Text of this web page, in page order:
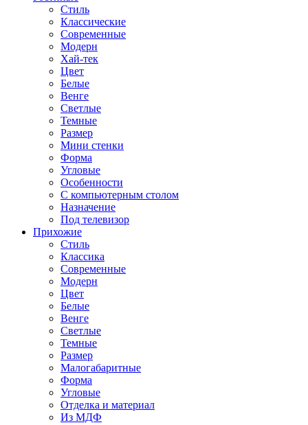
Стиль
Классические
Современные
Модерн
Хай-тек
Цвет
Белые
Венге
Светлые
Темные
Размер
Мини стенки
Форма
Угловые
Особенности
С компьютерным столом
Назначение
Под телевизор
Прихожие
Стиль
Классика
Современные
Модерн
Цвет
Белые
Венге
Светлые
Темные
Размер
Малогабаритные
Форма
Угловые
Отделка и материал
Из МДФ